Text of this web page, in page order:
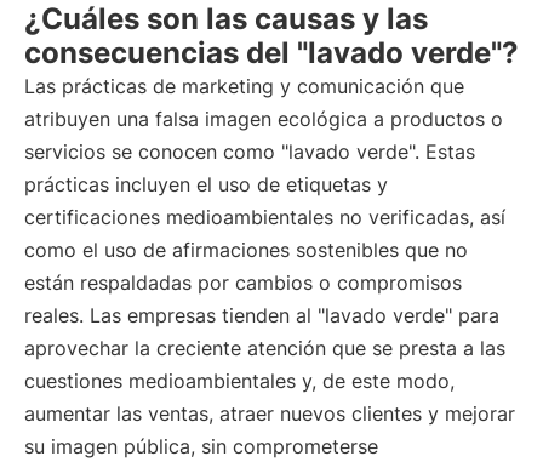
¿Cuáles son las causas y las
consecuencias del "lavado verde"?
Las prácticas de marketing y comunicación que
atribuyen una falsa imagen ecológica a productos o
servicios se conocen como "lavado verde". Estas
prácticas incluyen el uso de etiquetas y
certificaciones medioambientales no verificadas, así
como el uso de afirmaciones sostenibles que no
están respaldadas por cambios o compromisos
reales. Las empresas tienden al "lavado verde" para
aprovechar la creciente atención que se presta a las
cuestiones medioambientales y, de este modo,
aumentar las ventas, atraer nuevos clientes y mejorar
su imagen pública, sin comprometerse